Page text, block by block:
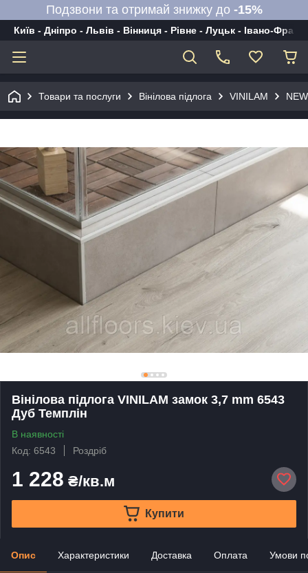
Подзвони та отримай знижку до -15%
Київ - Дніпро - Львів - Вінниця - Рівне - Луцьк - Івано-
Товари та послуги Вінілова підлога VINILAM
Вінілова підлога VINILAM замок 3,7 mm 6543
Дуб Темплін
В наявності
Код: 6543
Роздріб
1 228 ₴/кв.м
Купити
Опис Характеристики Доставка Оплата Умови